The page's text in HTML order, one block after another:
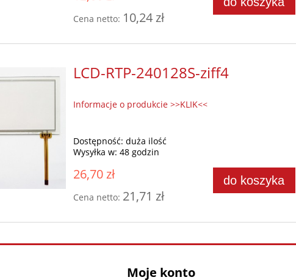
Cena netto: 10,24 zł
LCD-RTP-240128S-ziff4
Informacje o produkcie >>KLIK<<
Dostępność: duża ilość
Wysyłka w: 48 godzin
26,70 zł
Cena netto: 21,71 zł
do koszyka
Moje konto